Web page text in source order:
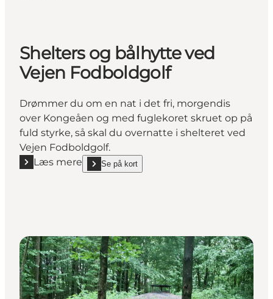
Shelters og bålhytte ved
Vejen Fodboldgolf
Drømmer du om en nat i det fri, morgendis
over Kongeåen og med fuglekoret skruet op på
fuld styrke, så skal du overnatte i shelteret ved
Vejen Fodboldgolf.
Læs mere
Læs mere "Shelters og bålhytte ved Vejen
Se på kort
show Shelters og bålhytte ved Vejen Fodboldgolf